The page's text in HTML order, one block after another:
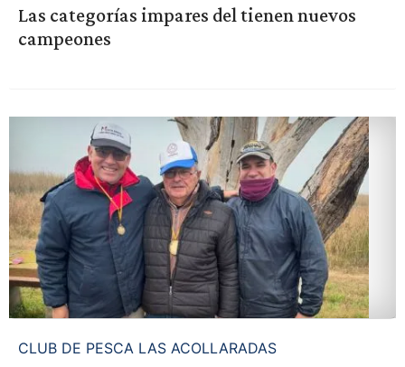
Las categorías impares del tienen nuevos
campeones
CLUB DE PESCA LAS ACOLLARADAS